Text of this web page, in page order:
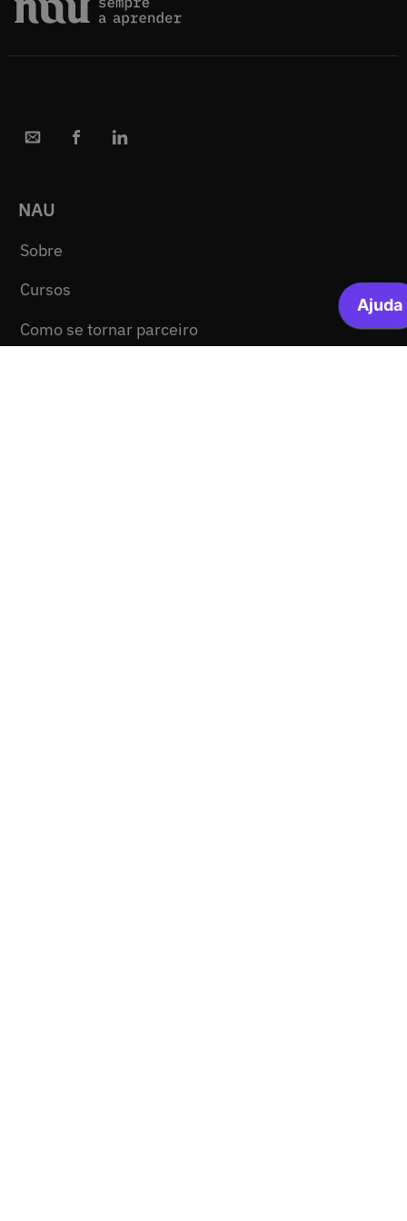
NAU
Sobre
Cursos
Como se tornar parceiro